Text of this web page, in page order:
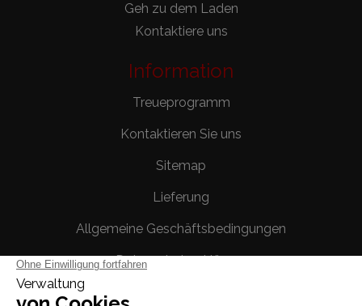
Geh zu dem Laden
Kontaktiere uns
Information
Treueprogramm
Kontaktieren Sie uns
Sitemap
Lieferung
Allgemeine Geschäftsbedingungen
Datenschutzerklärung